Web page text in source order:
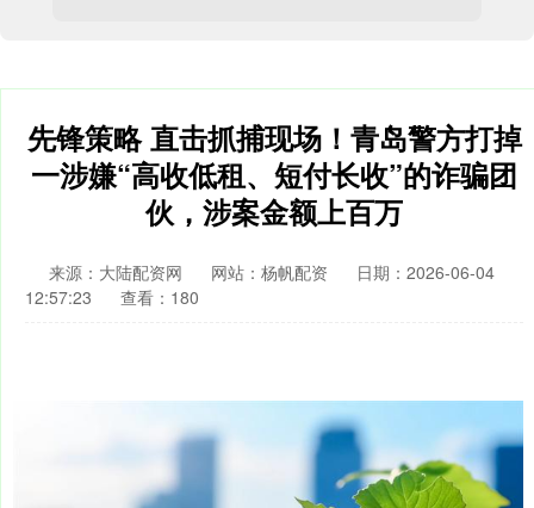
先锋策略 直击抓捕现场！青岛警方打掉
一涉嫌“高收低租、短付长收”的诈骗团
伙，涉案金额上百万
来源：大陆配资网 网站：杨帆配资
日期：2026-06-04
12:57:23
查看：180